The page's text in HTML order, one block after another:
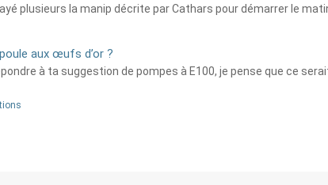
plusieurs la manip décrite par Cathars pour démarrer le
poule aux œufs d’or ?
à ta suggestion de pompes à E100, je pense que ce